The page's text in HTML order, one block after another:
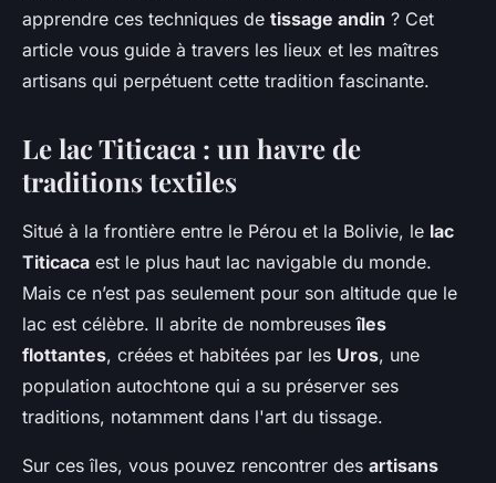
apprendre ces techniques de tissage andin ? Cet
article vous guide à travers les lieux et les maîtres
artisans qui perpétuent cette tradition fascinante.
Le lac Titicaca : un havre de
traditions textiles
Situé à la frontière entre le Pérou et la Bolivie, le lac
Titicaca est le plus haut lac navigable du monde.
Mais ce n’est pas seulement pour son altitude que le
lac est célèbre. Il abrite de nombreusesîles
flottantes, créées et habitées par les Uros, une
population autochtone qui a su préserver ses
traditions, notamment dans l'art du tissage.
Sur ces îles, vous pouvez rencontrer des artisans